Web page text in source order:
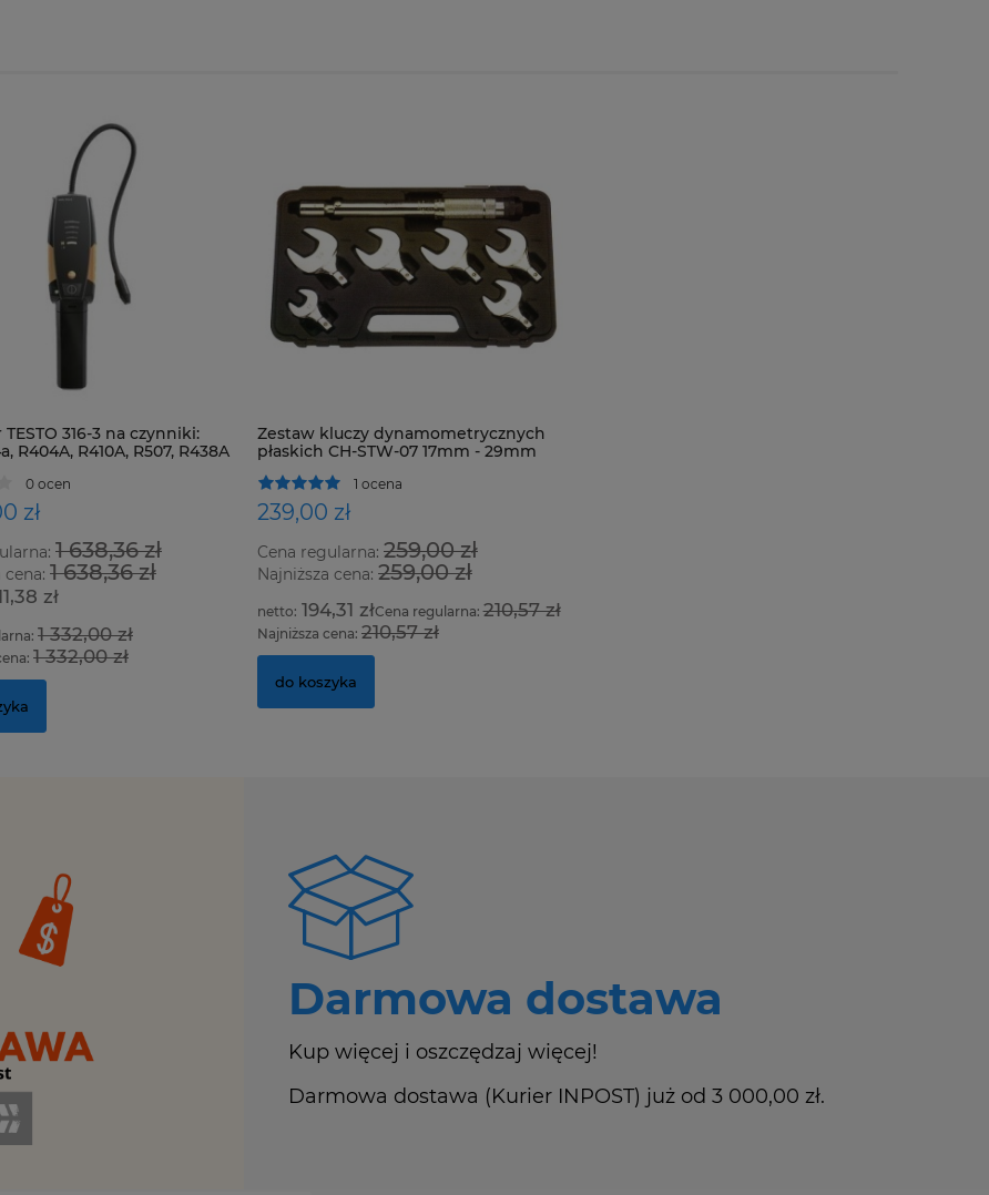
316-3 na czynniki:
R404A, R410A, R507, R438A
0 ocen
zł
1 638,36 zł
cena: 1 638,36 zł
zł
1 332,00 zł
1 332,00 zł
Zestaw kluczy dynamometrycznych
płaskich CH-STW-07 17mm - 29mm
1 ocena
239,00 zł
Cena regularna: 259,00 zł
Najniższa cena: 259,00 zł
194,31 złCena regularna:210,57 zł
Najniższa cena: 210,57 zł
do koszyka
Darmowa dostawa
Kup więcej i oszczędzaj więcej!
Darmowa dostawa (Kurier INPOST) już od 3 000,00 zł.